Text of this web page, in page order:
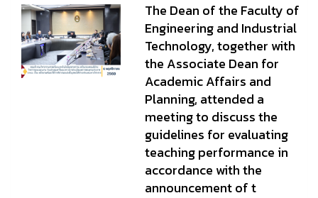
The Dean of the Faculty of
Engineering and Industrial
Technology, together with
the Associate Dean for
Academic Affairs and
Planning, attended a
meeting to discuss the
guidelines for evaluating
teaching performance in
accordance with the
announcement of t